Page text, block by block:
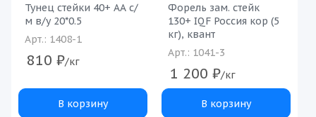
Тунец стейки 40+ АА с/
м в/у 20*0.5
Арт.: 1408-1
810 ₽/кг
В корзину
Форель зам. стейк
130+ IQF Россия кор (5
кг), квант
Арт.: 1041-3
1 200 ₽/кг
В корзину